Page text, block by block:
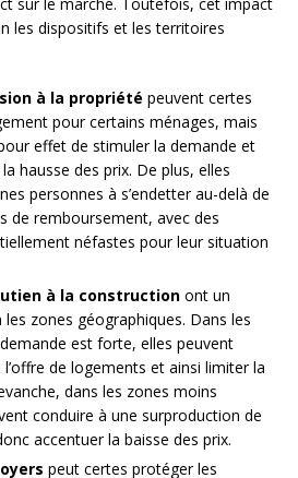
les dispositifs et les territoires
à la propriété peuvent certes
pour certains ménages, mais
effet de stimuler la demande et
hausse des prix. De plus, elles
personnes à s’endetter au-delà de
de remboursement, avec des
néfastes pour leur situation
à la construction ont un
zones géographiques. Dans les
est forte, elles peuvent
de logements et ainsi limiter la
dans les zones moins
conduire à une surproduction de
accentuer la baisse des prix.
peut certes protéger les